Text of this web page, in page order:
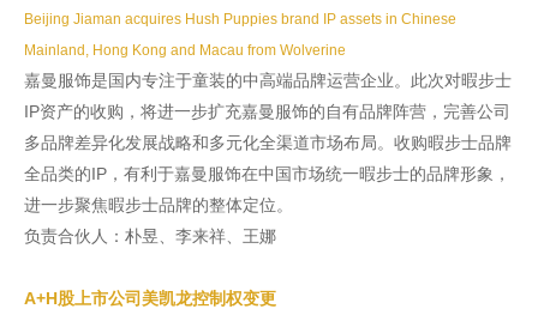
Beijing Jiaman acquires Hush Puppies brand IP assets in Chinese
Mainland, Hong Kong and Macau from Wolverine
嘉曼服饰是国内专注于童装的中高端品牌运营企业。此次对暇步士
IP资产的收购，将进一步扩充嘉曼服饰的自有品牌阵营，完善公司
多品牌差异化发展战略和多元化全渠道市场布局。收购暇步士品牌
全品类的IP，有利于嘉曼服饰在中国市场统一暇步士的品牌形象，
进一步聚焦暇步士品牌的整体定位。
负责合伙人：朴昱、李来祥、王娜
A+H股上市公司美凯龙控制权变更